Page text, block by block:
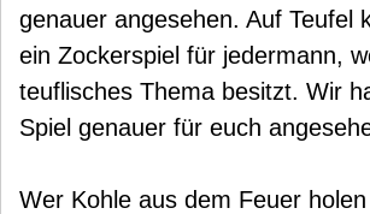
genauer angesehen. Auf Teufel
ein Zockerspiel für jedermann,
teuflisches Thema besitzt. Wir
Spiel genauer für euch
Wer Kohle aus dem Feuer